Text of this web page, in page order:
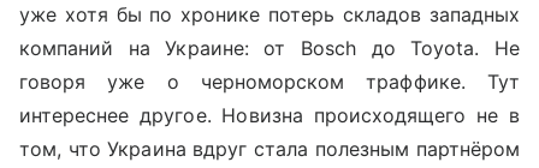
уже хотя бы по хронике потерь складов западных
компаний на Украине: от Bosch до Toyota. Не
говоря уже о черноморском траффике. Тут
интереснее другое. Новизна происходящего не в
том, что Украина вдруг стала полезным партнёром